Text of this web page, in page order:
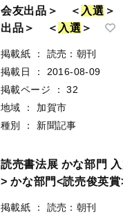
会友出品＞ ＜ 入選
出品＞ ＜ 入選 ＞
掲載紙 ：
読売：朝刊
掲載日
：
2016-08-09
掲載ページ
：
32
地域
：
加賀市
種別
： 新聞記事
読売書法展 かな部門 入
> かな部門<読売俊英
掲載紙 ：
読売：朝刊